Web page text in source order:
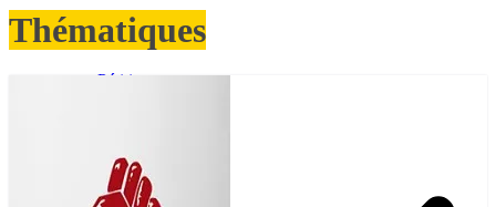
Pétitions
Thématiques